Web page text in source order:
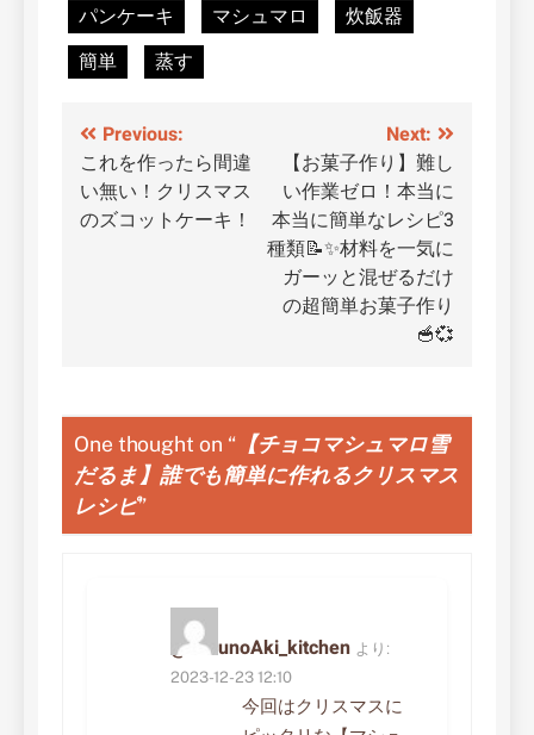
パンケーキ
マシュマロ
炊飯器
簡単
蒸す
投
稿
ナ
ョ
ン
Previous:
これを作ったら間違
い無い！クリスマス
のズコットケーキ！
Next:
【お菓子作り】難し
い作業ゼロ！本当に
本当に簡単なレシピ3
種類📝✨材料を一気に
ガーッと混ぜるだけ
の超簡単お菓子作り
🥣💞
One thought on “【チョコマシュマロ雪
だるま】誰でも簡単に作れるクリスマス
レシピ”
@MizunoAki_kitchen より:
2023-12-23 12:10
今回はクリスマスに